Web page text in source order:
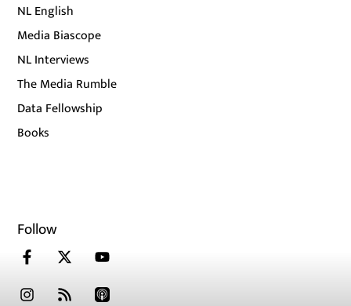
NL English
Media Biascope
NL Interviews
The Media Rumble
Data Fellowship
Books
Follow